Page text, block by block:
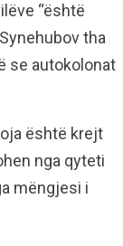
“është
tha
se autokolonat
është krejt
nga qyteti
mëngjesi i